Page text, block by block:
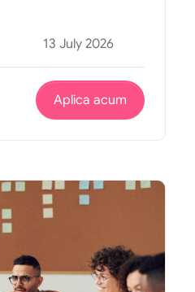
13 July 2026
Aplica acum